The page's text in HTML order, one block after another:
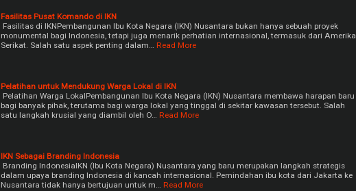
Fasilitas Pusat Komando di IKN
Fasilitas di IKNPembangunan Ibu Kota Negara (IKN) Nusantara bukan hanya sebuah proyek
monumental bagi Indonesia, tetapi juga menarik perhatian internasional, termasuk dari Amerika
Serikat. Salah satu aspek penting dalam…
Read More
Pelatihan untuk Mendukung Warga Lokal di IKN
Pelatihan Warga LokalPembangunan Ibu Kota Negara (IKN) Nusantara membawa harapan baru
bagi banyak pihak, terutama bagi warga lokal yang tinggal di sekitar kawasan tersebut. Salah
satu langkah krusial yang diambil oleh O…
Read More
IKN Sebagai Branding Indonesia
Branding IndonesiaIKN (Ibu Kota Negara) Nusantara yang baru merupakan langkah strategis
dalam upaya branding Indonesia di kancah internasional. Pemindahan ibu kota dari Jakarta ke
Nusantara tidak hanya bertujuan untuk m…
Read More